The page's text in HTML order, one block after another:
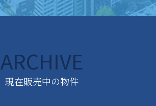
ARCHIVE
現在販売中の物件